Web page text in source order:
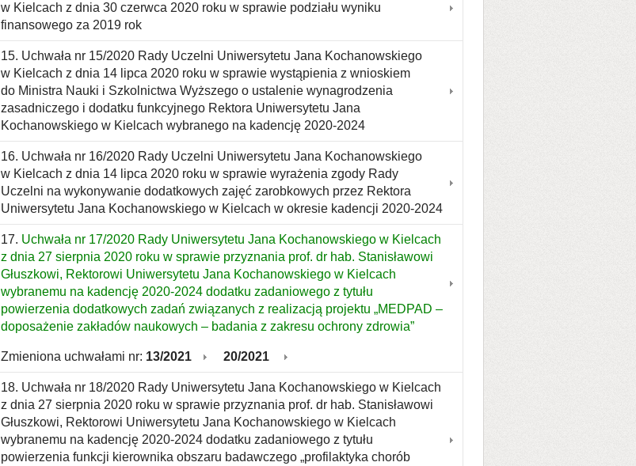
w Kielcach z dnia 30 czerwca 2020 roku w sprawie podziału wyniku
finansowego za 2019 rok
15. Uchwała nr 15/2020 Rady Uczelni Uniwersytetu Jana Kochanowskiego
w Kielcach z dnia 14 lipca 2020 roku w sprawie wystąpienia z wnioskiem
do Ministra Nauki i Szkolnictwa Wyższego o ustalenie wynagrodzenia
zasadniczego i dodatku funkcyjnego Rektora Uniwersytetu Jana
Kochanowskiego w Kielcach wybranego na kadencję 2020-2024
16. Uchwała nr 16/2020 Rady Uczelni Uniwersytetu Jana Kochanowskiego
w Kielcach z dnia 14 lipca 2020 roku w sprawie wyrażenia zgody Rady
Uczelni na wykonywanie dodatkowych zajęć zarobkowych przez Rektora
Uniwersytetu Jana Kochanowskiego w Kielcach w okresie kadencji 2020-2024
17. Uchwała nr 17/2020 Rady Uniwersytetu Jana Kochanowskiego w Kielcach
z dnia 27 sierpnia 2020 roku w sprawie przyznania prof. dr hab. Stanisławowi
Głuszkowi, Rektorowi Uniwersytetu Jana Kochanowskiego w Kielcach
wybranemu na kadencję 2020-2024 dodatku zadaniowego z tytułu
powierzenia dodatkowych zadań związanych z realizacją projektu „MEDPAD –
doposażenie zakładów naukowych – badania z zakresu ochrony zdrowia”
Zmieniona uchwałami nr: 13/2021 20/2021
18. Uchwała nr 18/2020 Rady Uniwersytetu Jana Kochanowskiego w Kielcach
z dnia 27 sierpnia 2020 roku w sprawie przyznania prof. dr hab. Stanisławowi
Głuszkowi, Rektorowi Uniwersytetu Jana Kochanowskiego w Kielcach
wybranemu na kadencję 2020-2024 dodatku zadaniowego z tytułu
powierzenia funkcji kierownika obszaru badawczego „profilaktyka chorób